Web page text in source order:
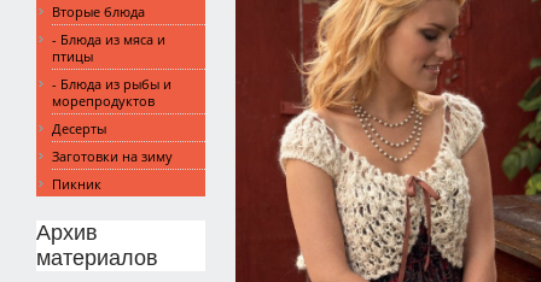
Вторые блюда
- Блюда из мяса и
птицы
- Блюда из рыбы и
морепродуктов
Десерты
Заготовки на зиму
Пикник
Архив
материалов